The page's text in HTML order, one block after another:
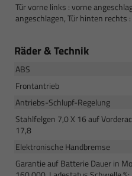
Tür vorne links : vorne
angeschlagen, Tür hinten rechts
Räder & Technik
ABS
Frontantrieb
Antriebs-Schlupf-Regelung
Stahlfelgen 7,0 X 16 auf
17,8
Elektronische Handbremse
Garantie auf Batterie Dauer in